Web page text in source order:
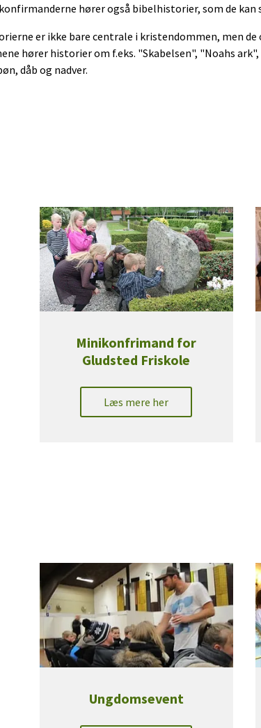
hører også bibelhistorier, som de kan
er ikke bare centrale i kristendommen, men
hører historier om f.eks. "Skabelsen", "Noahs
dåb og nadver.
Minikonfrimand for
Gludsted Friskole
Læs mere her
Ungdomsevent